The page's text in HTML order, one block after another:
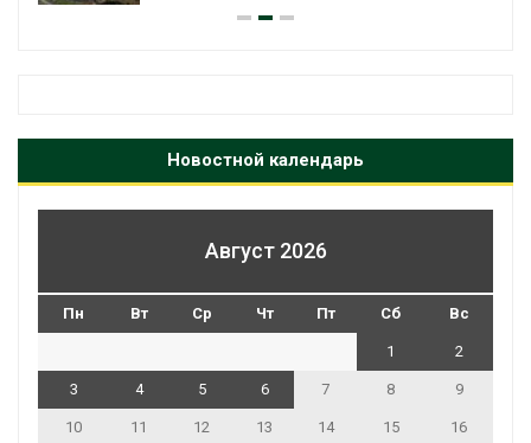
Новостной календарь
Август 2026
Пн Вт Ср Чт Пт Сб Вс
1 2
3 4 5 6 7 8 9
10 11 12 13 14 15 16